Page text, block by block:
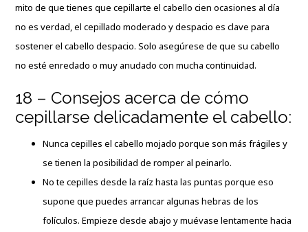
mito de que tienes que cepillarte el cabello cien ocasiones al día
no es verdad, el cepillado moderado y despacio es clave para
sostener el cabello despacio. Solo asegúrese de que su cabello
no esté enredado o muy anudado con mucha continuidad.
18 – Consejos acerca de cómo
cepillarse delicadamente el cabello:
Nunca cepilles el cabello mojado porque son más frágiles y
se tienen la posibilidad de romper al peinarlo.
No te cepilles desde la raíz hasta las puntas porque eso
supone que puedes arrancar algunas hebras de los
folículos. Empieze desde abajo y muévase lentamente hacia